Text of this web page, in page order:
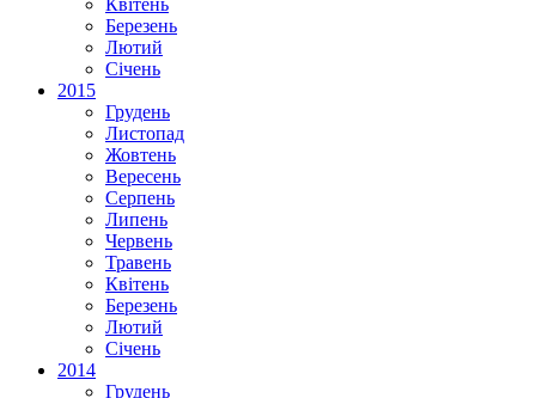
Квітень
Березень
Лютий
Січень
2015
Грудень
Листопад
Жовтень
Вересень
Серпень
Липень
Червень
Травень
Квітень
Березень
Лютий
Січень
2014
Грудень